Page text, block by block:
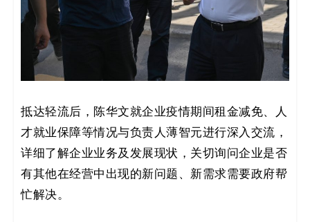
_
零
代
码
案
例
白
抵达轻流后，陈华文就企业疫情期间租金减免、人
才就业保障等情况与负责人薄智元进行深入交流，
详细了解企业业务及发展现状，关切询问企业是否
有其他在经营中出现的新问题、新需求需要政府帮
忙解决。